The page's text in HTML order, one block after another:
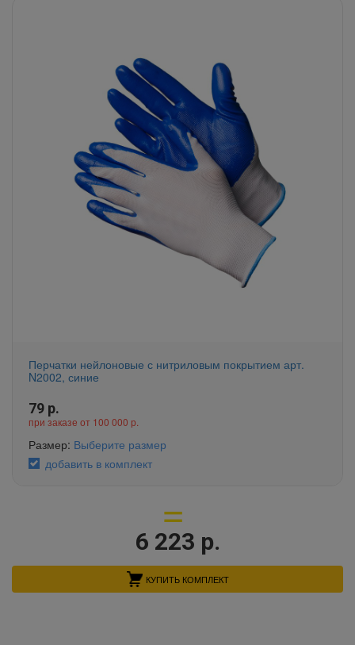
Перчатки нейлоновые с нитриловым покрытием арт.
N2002, синие
79 р.
при заказе от 100 000 р.
Размер: Выберите размер
добавить в комплект
6 223 р.
КУПИТЬ КОМПЛЕКТ